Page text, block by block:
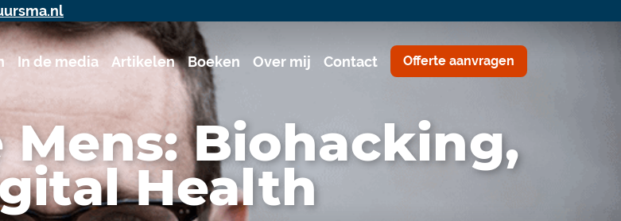
Offerte aanvragen
In de media Artikelen Boeken Over mij Contact
Mens: Biohacking,
Health